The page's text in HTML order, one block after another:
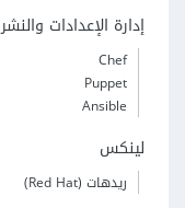
إدارة الإعدادات والنشر
Chef
Puppet
Ansible
لينكس
ريدهات (Red Hat)